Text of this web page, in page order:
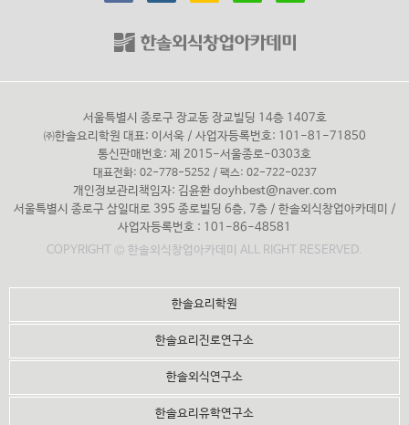
서울특별시 종로구 장교동 장교빌딩 14층 1407호
㈜한솔요리학원 대표: 이서욱 / 사업자등록번호: 101-81-71850
통신판매번호: 제 2015-서울종로-0303호
대표전화: 02-778-5252 / 팩스: 02-722-0237
개인정보관리책임자: 김윤환 doyhbest@naver.com
서울특별시 종로구 삼일대로 395 종로빌딩 6층, 7층 / 한솔외식창업아카데미 /
사업자등록번호 : 101-86-48581
COPYRIGHT © 한솔외식창업아카데미 ALL RIGHT RESERVED.
한솔요리학원
한솔요리진로연구소
한솔외식연구소
한솔요리유학연구소